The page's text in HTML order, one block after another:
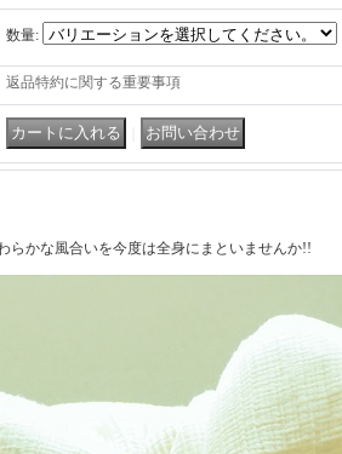
数量:
返品特約に関する重要事項
らかな風合いを今度は全身にまといませんか!!